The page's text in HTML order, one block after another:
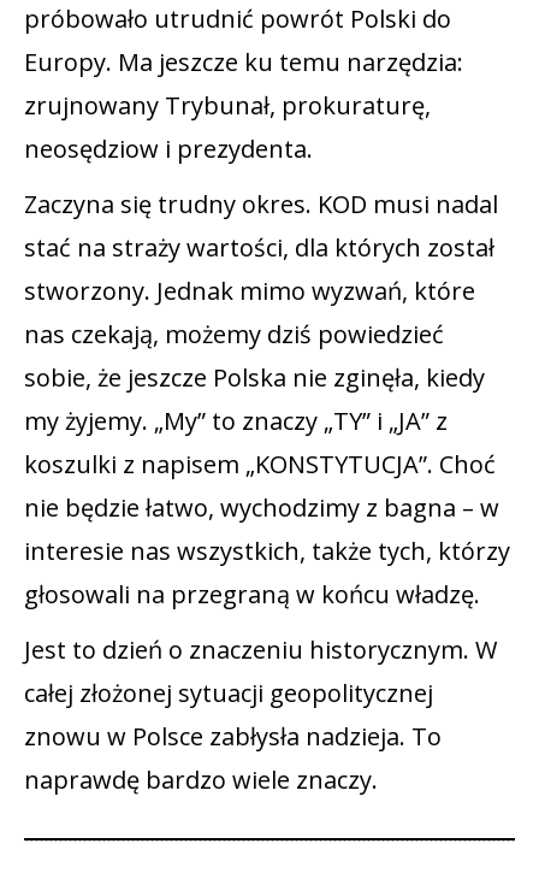
próbowało utrudnić powrót Polski do
Europy. Ma jeszcze ku temu narzędzia:
zrujnowany Trybunał, prokuraturę,
neosędziow i prezydenta.
Zaczyna się trudny okres. KOD musi nadal
stać na straży wartości, dla których został
stworzony. Jednak mimo wyzwań, które
nas czekają, możemy dziś powiedzieć
sobie, że jeszcze Polska nie zginęła, kiedy
my żyjemy. „My” to znaczy „TY” i „JA” z
koszulki z napisem „KONSTYTUCJA”. Choć
nie będzie łatwo, wychodzimy z bagna – w
interesie nas wszystkich, także tych, którzy
głosowali na przegraną w końcu władzę.
Jest to dzień o znaczeniu historycznym. W
całej złożonej sytuacji geopolitycznej
znowu w Polsce zabłysła nadzieja. To
naprawdę bardzo wiele znaczy.